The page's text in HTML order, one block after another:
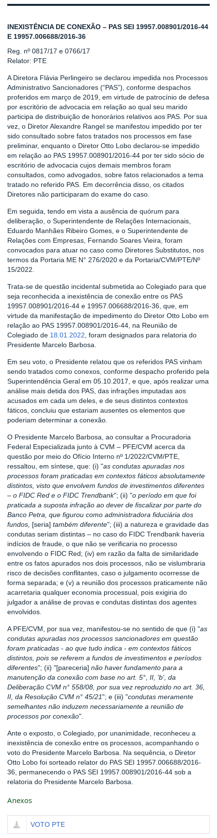
INEXISTÊNCIA DE CONEXÃO – PAS SEI 19957.008901/2016-44
E 19957.006688/2016-36
Reg. nº 0817/17 e 0766/17
Relator: PTE
A Diretora Flávia Perlingeiro se declarou impedida nos Processos
Administrativo Sancionadores (“PAS”), conforme despachos
proferidos em março de 2019, em virtude de patrocínio de defesa
por escritório de advocacia em relação ao qual seu marido
participa de distribuição de honorários relativos aos PAS. Por sua
vez, o Diretor Alexandre Rangel se manifestou impedido por ter
sido consultado sobre fatos tratados nos processos em fase
preliminar, enquanto o Diretor Otto Lobo declarou-se impedido
em relação ao PAS 19957.008901/2016-44 por ter sido sócio de
escritório de advocacia cujos demais membros foram
consultados, como advogados, sobre fatos relacionados a tema
tratado no referido PAS. Em decorrência disso, os citados
Diretores não participaram do exame do caso.
Em seguida, tendo em vista a ausência de quórum para
deliberação, o Superintendente de Relações Internacionais,
Eduardo Manhães Ribeiro Gomes, e o Superintendente de
Relações com Empresas, Fernando Soares Vieira, foram
convocados para atuar no caso como Diretores Substitutos, nos
termos da Portaria ME N° 276/2020 e da Portaria/CVM/PTE/Nº
15/2022.
Trata-se de questão incidental submetida ao Colegiado para que
seja reconhecida a inexistência de conexão entre os PAS
19957.008901/2016-44 e 19957.006688/2016-36, que, em
virtude da manifestação de impedimento do Diretor Otto Lobo em
relação ao PAS 19957.008901/2016-44, na Reunião de
Colegiado de 18.01.2022 , foram designados para relatoria do
Presidente Marcelo Barbosa.
Em seu voto, o Presidente relatou que os referidos PAS vinham
sendo tratados como conexos, conforme despacho proferido pela
Superintendência Geral em 05.10.2017, e que, após realizar uma
análise mais detida dos PAS, das infrações imputadas aos
acusados em cada um deles, e de seus distintos contextos
fáticos, concluiu que estariam ausentes os elementos que
poderiam determinar a conexão.
O Presidente Marcelo Barbosa, ao consultar a Procuradoria
Federal Especializada junto à CVM – PFE/CVM acerca da
questão por meio do Ofício Interno nº 1/2022/CVM/PTE,
ressaltou, em síntese, que: (i) "as condutas apuradas nos
processos foram praticadas em contextos fáticos absolutamente
distintos, visto que envolvem fundos de investimentos diferentes
– o FIDC Red e o FIDC Trendbank"; (ii) "o período em que foi
praticada a suposta infração ao dever de fiscalizar por parte do
Banco Petra, que figurou como administradora fiduciária dos
fundos, [seria] também diferente"; (iii) a natureza e gravidade das
condutas seriam distintas – no caso do FIDC Trendbank haveria
indícios de fraude, o que não se verificaria no processo
envolvendo o FIDC Red; (iv) em razão da falta de similaridade
entre os fatos apurados nos dois processos, não se vislumbraria
risco de decisões conflitantes, caso o julgamento ocorresse de
forma separada; e (v) a reunião dos processos praticamente não
acarretaria qualquer economia processual, pois exigiria do
julgador a análise de provas e condutas distintas dos agentes
envolvidos.
A PFE/CVM, por sua vez, manifestou-se no sentido de que (i) "as
condutas apuradas nos processos sancionadores em questão
foram praticadas - ao que tudo indica - em contextos fáticos
distintos, pois se referem a fundos de investimentos e períodos
diferentes"; (ii) "[pareceria] não haver fundamento para a
manutenção da conexão com base no art. 5°, II, 'b', da
Deliberação CVM n° 558/08, por sua vez reproduzido no art. 36,
II, da Resolução CVM n° 45/21"; e (iii) "condutas meramente
semelhantes não induzem necessariamente a reunião de
processos por conexão".
Ante o exposto, o Colegiado, por unanimidade, reconheceu a
inexistência de conexão entre os processos, acompanhando o
voto do Presidente Marcelo Barbosa. Na sequência, o Diretor
Otto Lobo foi sorteado relator do PAS SEI 19957.006688/2016-
36, permanecendo o PAS SEI 19957.008901/2016-44 sob a
relatoria do Presidente Marcelo Barbosa.
Anexos
VOTO PTE